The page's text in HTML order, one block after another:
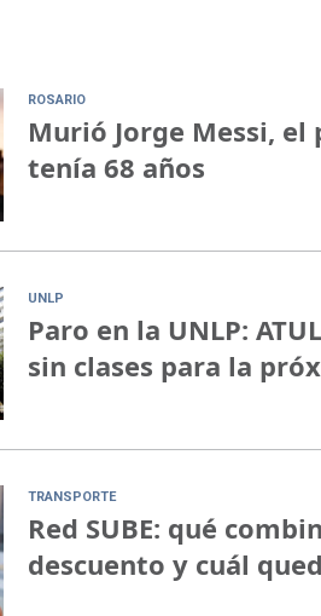
ROSARIO
Murió Jorge Messi, el
tenía 68 años
UNLP
Paro en la UNLP:
sin clases para la
TRANSPORTE
Red SUBE: qué
descuento y cuál